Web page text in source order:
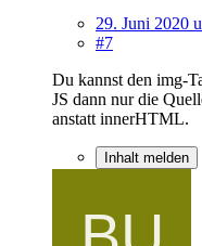
29. Juni 2020
#7
Du kannst den img-
JS dann nur die
anstatt innerHTML.
Inhalt melden